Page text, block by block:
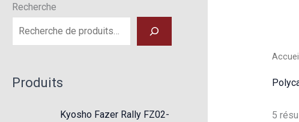
Recherche
Produits
Kyosho Fazer Rally FZ02-
5